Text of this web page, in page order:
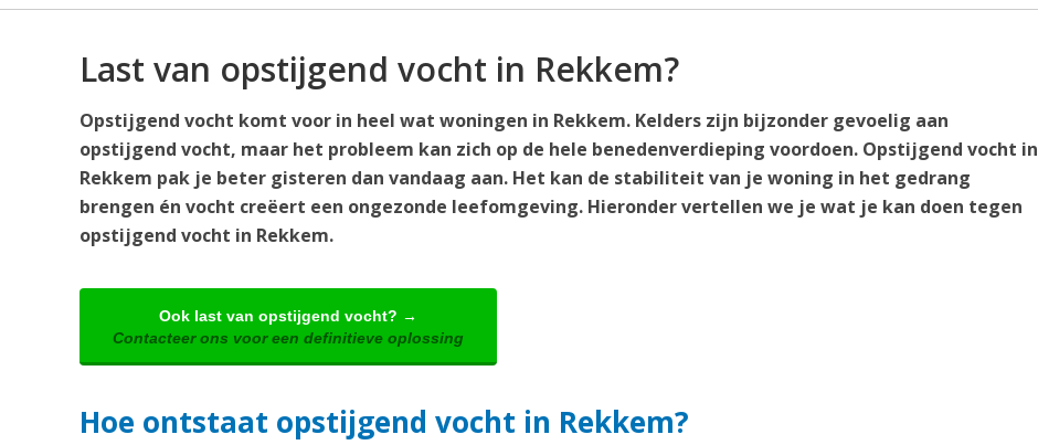
Last van opstijgend vocht in Rekkem?
Opstijgend vocht komt voor in heel wat woningen in Rekkem. Kelders zijn bijzonder gevoelig aan
opstijgend vocht, maar het probleem kan zich op de hele benedenverdieping voordoen. Opstijgend vocht in
Rekkem pak je beter gisteren dan vandaag aan. Het kan de stabiliteit van je woning in het gedrang
brengen én vocht creëert een ongezonde leefomgeving. Hieronder vertellen we je wat je kan doen tegen
opstijgend vocht in Rekkem.
Ook last van opstijgend vocht? →
Contacteer ons voor een definitieve oplossing
Hoe ontstaat opstijgend vocht in Rekkem?